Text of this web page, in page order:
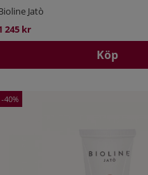
Jatò
245 kr
Köp
40